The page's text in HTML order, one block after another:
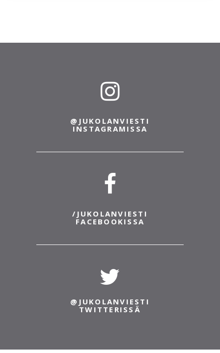
O-VID22 suunnistusvirus jyllää
Täällä Kaupunkilaislääkäri Kimi ja
virustilannekatsaus laajalle levinneestä
vitsauksesta. Nimittäin viralliselta nimeltään O-
etenkin pohjoismaissa. Vieraana...